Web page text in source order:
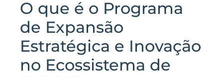
O que é o Programa
de Expansão
Estratégica e Inovação
no Ecossistema de